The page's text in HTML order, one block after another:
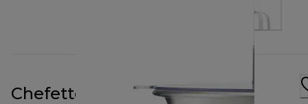
Chefette Hand Mixer HM680